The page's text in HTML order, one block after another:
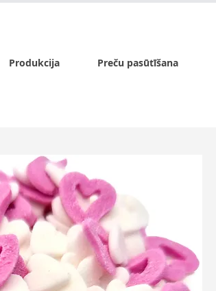
Produkcija Preču pasūtīšana